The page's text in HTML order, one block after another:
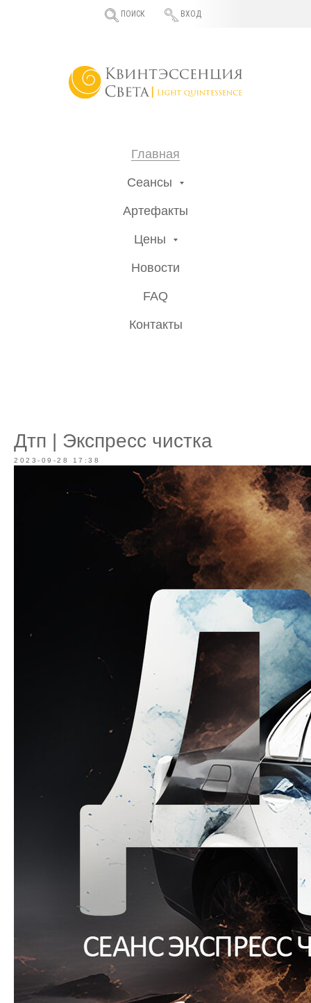
ПОИСК ВХОД
Главная
Сеансы
Артефакты
Цены
Новости
FAQ
Контакты
Дтп | Экспресс чистка
2023-09-28 17:38